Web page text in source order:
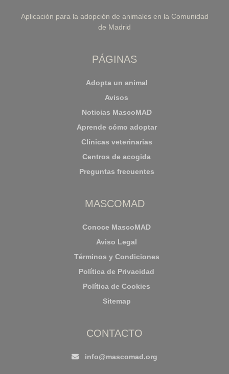
Aplicación para la adopción de animales en la Comunidad
de Madrid
PÁGINAS
Adopta un animal
Avisos
Noticias MascoMAD
Aprende cómo adoptar
Clínicas veterinarias
Centros de acogida
Preguntas frecuentes
MASCOMAD
Conoce MascoMAD
Aviso Legal
Términos y Condiciones
Política de Privacidad
Política de Cookies
Sitemap
CONTACTO
info@mascomad.org